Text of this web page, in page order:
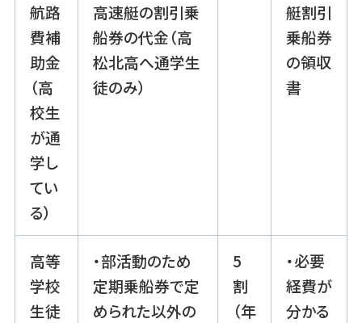
航路
費補
助金
（高
校生
が通
学し
てい
る）
高速艇の割引乗
船券の代金（高
松北高へ通学生
徒のみ）
艇割引
乗船券
の領収
書
高等
学校
生徒
・部活動のため
定期乗船券で定
められた以外の
5
割
（年
・必要
経費が
分かる